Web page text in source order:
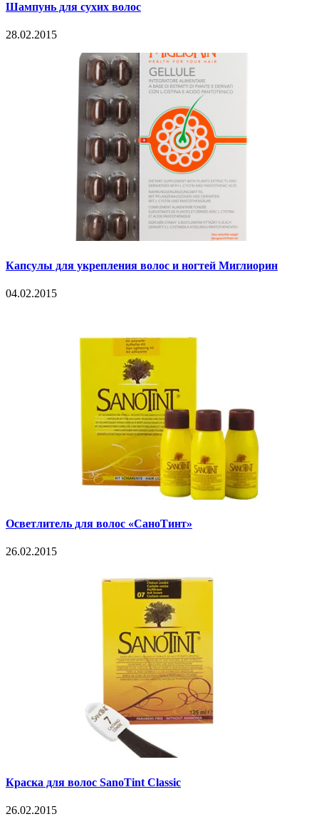
Шампунь для сухих волос
28.02.2015
Капсулы для укрепления волос и ногтей Миглиорин
04.02.2015
Осветлитель для волос «СаноТинт»
26.02.2015
Краска для волос SanoTint Classic
26.02.2015